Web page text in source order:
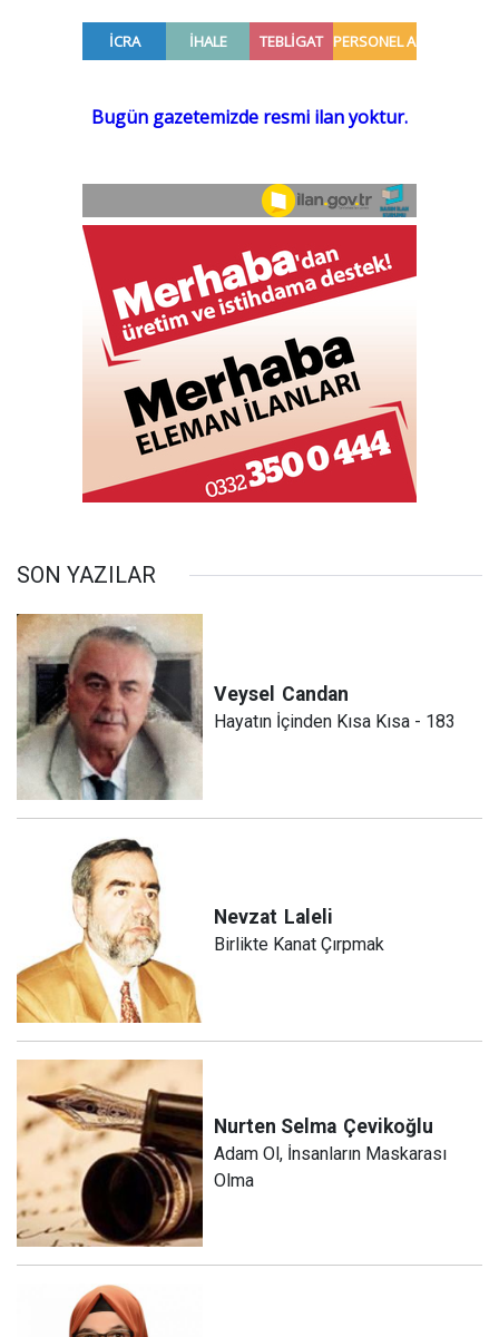
SON YAZILAR
Veysel Candan
Hayatın İçinden Kısa Kısa - 183
Nevzat Laleli
Birlikte Kanat Çırpmak
Nurten Selma Çevikoğlu
Adam Ol, İnsanların Maskarası
Olma